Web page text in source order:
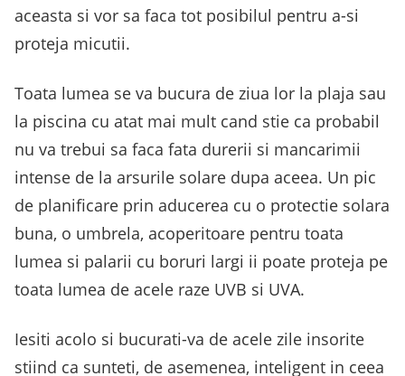
aceasta si vor sa faca tot posibilul pentru a-si
proteja micutii.
Toata lumea se va bucura de ziua lor la plaja sau
la piscina cu atat mai mult cand stie ca probabil
nu va trebui sa faca fata durerii si mancarimii
intense de la arsurile solare dupa aceea. Un pic
de planificare prin aducerea cu o protectie solara
buna, o umbrela, acoperitoare pentru toata
lumea si palarii cu boruri largi ii poate proteja pe
toata lumea de acele raze UVB si UVA.
Iesiti acolo si bucurati-va de acele zile insorite
stiind ca sunteti, de asemenea, inteligent in ceea